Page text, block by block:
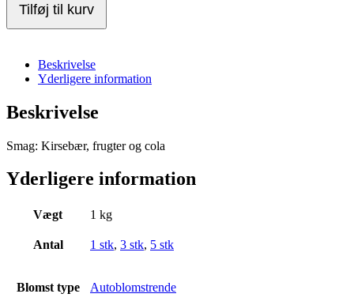
Tilføj til kurv
Beskrivelse
Yderligere information
Beskrivelse
Smag: Kirsebær, frugter og cola
Yderligere information
Vægt 1 kg
Antal 1 stk, 3 stk, 5 stk
Blomst type Autoblomstrende